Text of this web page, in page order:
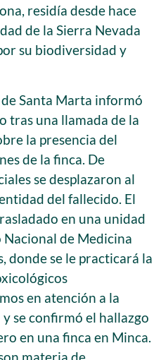
residía desde hace
de la Sierra Nevada
su biodiversidad y
Santa Marta informó
tras una llamada de la
la presencia del
de la finca. De
se desplazaron al
del fallecido. El
en una unidad
de Medicina
donde se le practicará la
en atención a la
se confirmó el hallazgo
en una finca en Minca.
materia de